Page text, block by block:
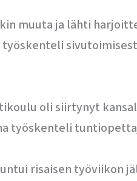
muuta ja lähti
oli siirtynyt
työskenteli
risaisen työviikon